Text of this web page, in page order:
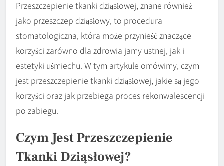
Przeszczepienie tkanki dziąsłowej, znane również
jako przeszczep dziąsłowy, to procedura
stomatologiczna, która może przynieść znaczące
korzyści zarówno dla zdrowia jamy ustnej, jak i
estetyki uśmiechu. W tym artykule omówimy, czym
jest przeszczepienie tkanki dziąsłowej, jakie są jego
korzyści oraz jak przebiega proces rekonwalescencji
po zabiegu.
Czym Jest Przeszczepienie
Tkanki Dziąsłowej?